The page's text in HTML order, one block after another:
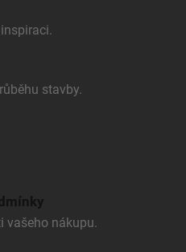
stavby.
vašeho nákupu.